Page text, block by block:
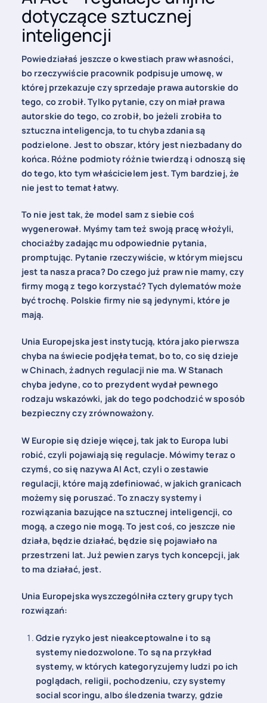
dotyczące sztucznej
inteligencji
Powiedziałaś jeszcze o kwestiach praw własności,
bo rzeczywiście pracownik podpisuje umowę, w
której przekazuje czy sprzedaje prawa autorskie do
tego, co zrobił. Tylko pytanie, czy on miał prawa
autorskie do tego, co zrobił, bo jeżeli zrobiła to
sztuczna inteligencja, to tu chyba zdania są
podzielone. Jest to obszar, który jest niezbadany do
końca. Różne podmioty różnie twierdzą i odnoszą się
do tego, kto tym właścicielem jest. Tym bardziej, że
nie jest to temat łatwy.
To nie jest tak, że model sam z siebie coś
wygenerował. Myśmy tam też swoją pracę włożyli,
chociażby zadając mu odpowiednie pytania,
promptując. Pytanie rzeczywiście, w którym miejscu
jest ta nasza praca? Do czego już praw nie mamy, czy
firmy mogą z tego korzystać? Tych dylematów może
być trochę. Polskie firmy nie są jedynymi, które je
mają.
Unia Europejska jest instytucją, która jako pierwsza
chyba na świecie podjęła temat, bo to, co się dzieje
w Chinach, żadnych regulacji nie ma. W Stanach
chyba jedyne, co to prezydent wydał pewnego
rodzaju wskazówki, jak do tego podchodzić w sposób
bezpieczny czy zrównoważony.
W Europie się dzieje więcej, tak jak to Europa lubi
robić, czyli pojawiają się regulacje. Mówimy teraz o
czymś, co się nazywa AI Act, czyli o zestawie
regulacji, które mają zdefiniować, w jakich granicach
możemy się poruszać. To znaczy systemy i
rozwiązania bazujące na sztucznej inteligencji, co
mogą, a czego nie mogą. To jest coś, co jeszcze nie
działa, będzie działać, będzie się pojawiało na
przestrzeni lat. Już pewien zarys tych koncepcji, jak
to ma działać, jest.
Unia Europejska wyszczególniła cztery grupy tych
rozwiązań:
Gdzie ryzyko jest nieakceptowalne i to są
systemy niedozwolone. To są na przykład
systemy, w których kategoryzujemy ludzi po ich
poglądach, religii, pochodzeniu, czy systemy
social scoringu, albo śledzenia twarzy, gdzie